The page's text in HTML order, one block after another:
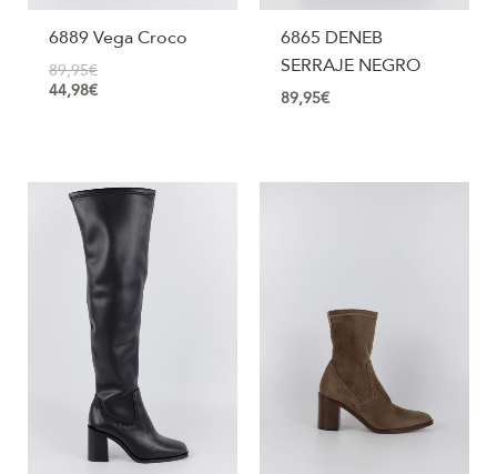
6889 Vega Croco
89,95€
44,98€
6865 DENEB
SERRAJE NEGRO
89,95€